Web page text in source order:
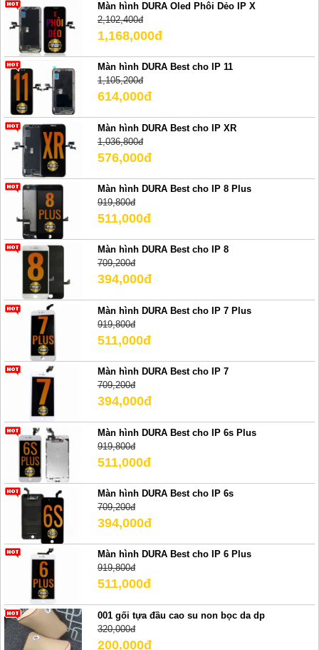
Màn hình DURA Oled Phôi Dẻo IP X
2,102,400đ
1,168,000đ
Màn hình DURA Best cho IP 11
1,105,200đ
614,000đ
Màn hình DURA Best cho IP XR
1,036,800đ
576,000đ
Màn hình DURA Best cho IP 8 Plus
919,800đ
511,000đ
Màn hình DURA Best cho IP 8
709,200đ
394,000đ
Màn hình DURA Best cho IP 7 Plus
919,800đ
511,000đ
Màn hình DURA Best cho IP 7
709,200đ
394,000đ
Màn hình DURA Best cho IP 6s Plus
919,800đ
511,000đ
Màn hình DURA Best cho IP 6s
709,200đ
394,000đ
Màn hình DURA Best cho IP 6 Plus
919,800đ
511,000đ
001 gối tựa đầu cao su non bọc da dp
320,000đ
200,000đ